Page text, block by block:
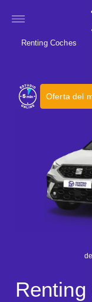
Renting Coches
Oferta del